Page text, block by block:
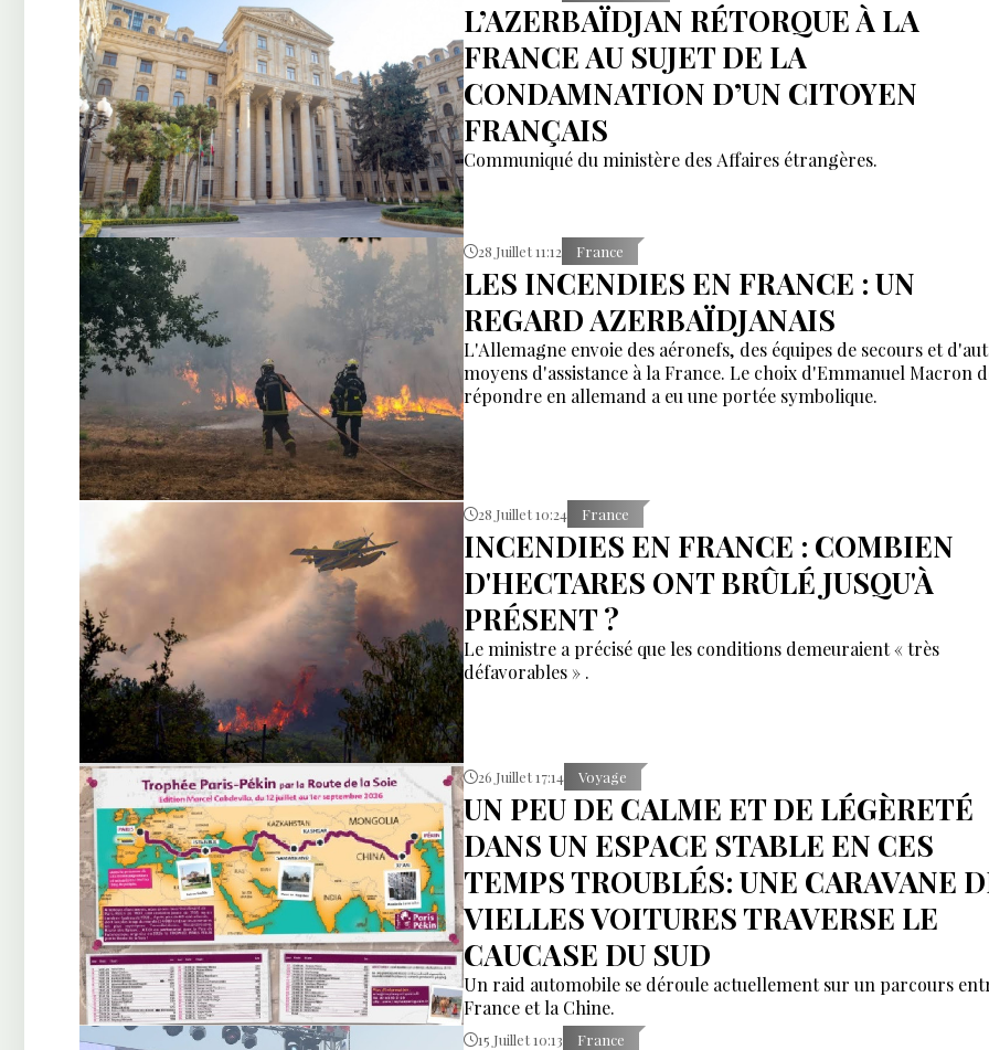
L’AZERBAÏDJAN RÉTORQUE À LA
FRANCE AU SUJET DE LA
CONDAMNATION D’UN CITOYEN
FRANÇAIS
Communiqué du ministère des Affaires étrangères.
28 Juillet 11:12 France
LES INCENDIES EN FRANCE : UN
REGARD AZERBAÏDJANAIS
L'Allemagne envoie des aéronefs, des équipes de secours et
moyens d'assistance à la France. Le choix d'Emmanuel Macron
répondre en allemand a eu une portée symbolique.
28 Juillet 10:24 France
INCENDIES EN FRANCE : COMBIEN
D'HECTARES ONT BRÛLÉ JUSQU'À
PRÉSENT ?
Le ministre a précisé que les conditions demeuraient « très
défavorables » .
26 Juillet 17:14 Voyage
UN PEU DE CALME ET DE LÉGÈRETÉ
DANS UN ESPACE STABLE EN CES
TEMPS TROUBLÉS: UNE CARAVANE
VIELLES VOITURES TRAVERSE LE
CAUCASE DU SUD
Un raid automobile se déroule actuellement sur un parcours
France et la Chine.
15 Juillet 10:13 France